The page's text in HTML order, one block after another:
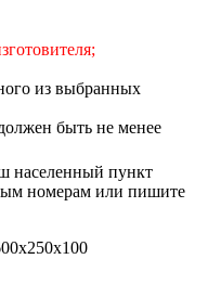
из выбранных
быть не менее
населенный пункт
номерам или пишите